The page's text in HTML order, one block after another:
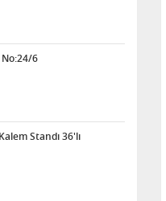
No:24/6
Standı 36'lı